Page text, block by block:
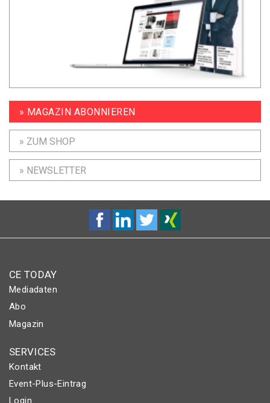
» MAGAZIN ABONNIEREN
» ZUM SHOP
» NEWSLETTER
CE TODAY
Mediadaten
Abo
Magazin
SERVICES
Kontakt
Event-Plus-Eintrag
Login